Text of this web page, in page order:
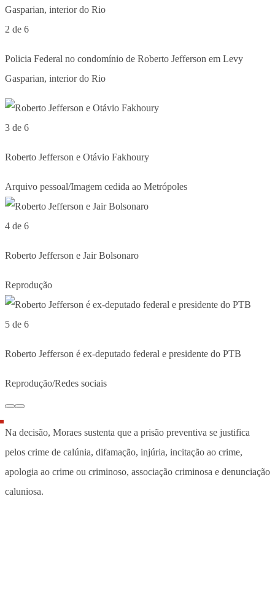
2 de 6
Policia Federal no condomínio de Roberto Jefferson em Levy
Gasparian, interior do Rio
3 de 6
Roberto Jefferson e Otávio Fakhoury
Arquivo pessoal/Imagem cedida ao Metrópoles
4 de 6
Roberto Jefferson e Jair Bolsonaro
Reprodução
5 de 6
Roberto Jefferson é ex-deputado federal e presidente do PTB
Reprodução/Redes sociais
Na decisão, Moraes sustenta que a prisão preventiva se justifica
pelos crime de calúnia, difamação, injúria, incitação ao crime,
apologia ao crime ou criminoso, associação criminosa e denunciação
caluniosa.